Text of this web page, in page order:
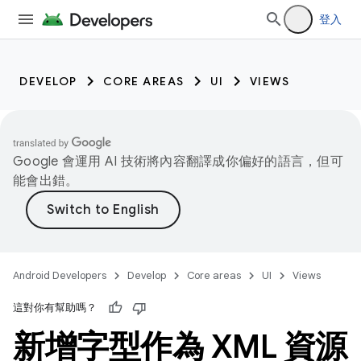
登入
DEVELOP CORE AREAS UI VIEWS
Google 會運用 AI 技術將內容翻譯成你偏好的語言，但可
能會出錯。
Android Developers Develop Core areas UI Views
這對你有幫助嗎？
新增字型作為 XML 資源